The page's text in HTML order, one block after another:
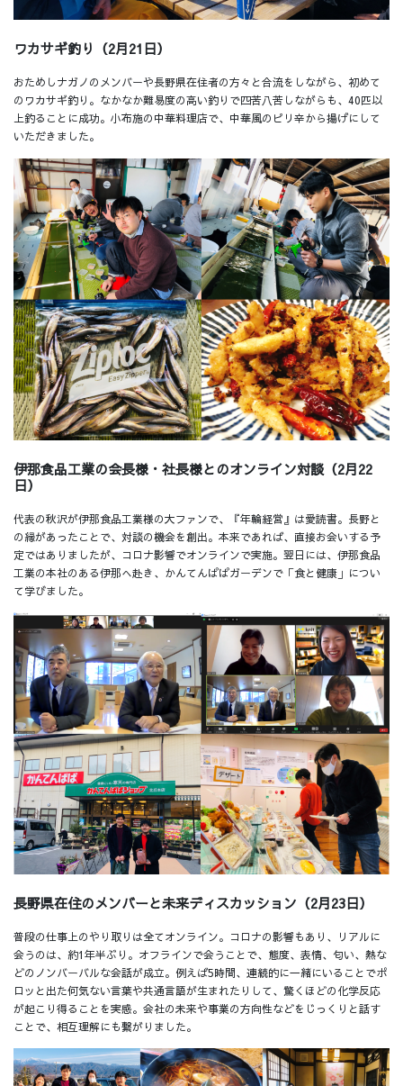
ワカサギ釣り（2月21日）
おためしナガノのメンバーや長野県在住者の方々と合流をしながら、初めて
のワカサギ釣り。なかなか難易度の高い釣りで四苦八苦しながらも、40匹以
上釣ることに成功。小布施の中華料理店で、中華風のピリ辛から揚げにして
いただきました。
伊那食品工業の会長様・社長様とのオンライン対談（2月22
日）
代表の秋沢が伊那食品工業様の大ファンで、『年輪経営』は愛読書。長野と
の縁があったことで、対談の機会を創出。本来であれば、直接お会いする予
定ではありましたが、コロナ影響でオンラインで実施。翌日には、伊那食品
工業の本社のある伊那へ赴き、かんてんぱぱガーデンで「食と健康」につい
て学びました。
長野県在住のメンバーと未来ディスカッション（2月23日）
普段の仕事上のやり取りは全てオンライン。コロナの影響もあり、リアルに
会うのは、約1年半ぶり。オフラインで会うことで、態度、表情、匂い、熱な
どのノンバーバルな会話が成立。例えば5時間、連続的に一緒にいることでポ
ロッと出た何気ない言葉や共通言語が生まれたりして、驚くほどの化学反応
が起こり得ることを実感。会社の未来や事業の方向性などをじっくりと話す
ことで、相互理解にも繋がりました。